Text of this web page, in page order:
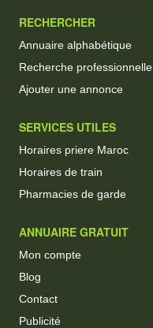
RECHERCHER
Annuaire alphabétique
Recherche professionnelle
Ajouter une annonce
SERVICES UTILES
Horaires priere Maroc
Horaires de train
Pharmacies de garde
ANNUAIRE GRATUIT
Mon compte
Blog
Contact
Publicité